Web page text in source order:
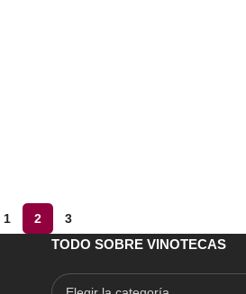
1 2 3
TODO SOBRE VINOTECAS